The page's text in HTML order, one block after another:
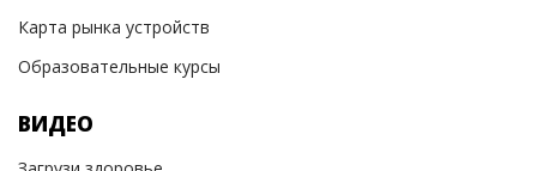
Карта рынка устройств
Образовательные курсы
ВИДЕО